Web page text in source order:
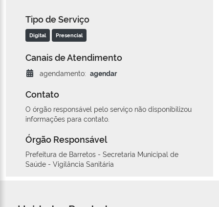
Tipo de Serviço
Digital Presencial
Canais de Atendimento
agendamento: agendar
Contato
O órgão responsável pelo serviço não disponibilizou
informações para contato.
Órgão Responsável
Prefeitura de Barretos - Secretaria Municipal de
Saúde - Vigilância Sanitária